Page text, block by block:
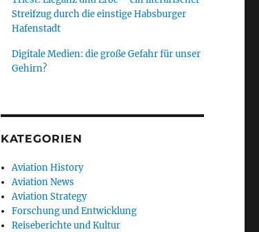
Streifzug durch die einstige Habsburger
Hafenstadt
Digitale Medien: die große Gefahr für unser
Gehirn?
KATEGORIEN
Aviation History
Aviation News
Aviation Strategy
Forschung und Entwicklung
Reiseberichte und Kultur